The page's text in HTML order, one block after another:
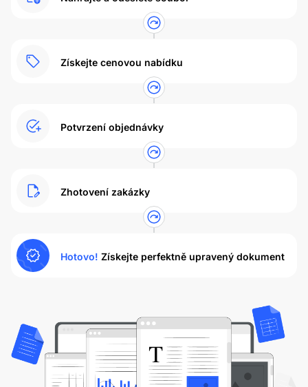
Získejte cenovou nabídku
Potvrzení objednávky
Zhotovení zakázky
Hotovo! Získejte perfektně upravený dokument